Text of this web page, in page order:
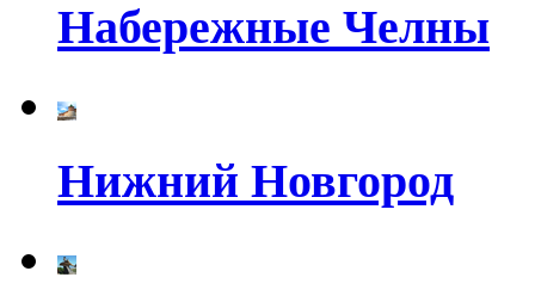
Набережные Челны
Нижний Новгород